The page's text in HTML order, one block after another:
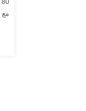
مع 40-50kg / أجهزة